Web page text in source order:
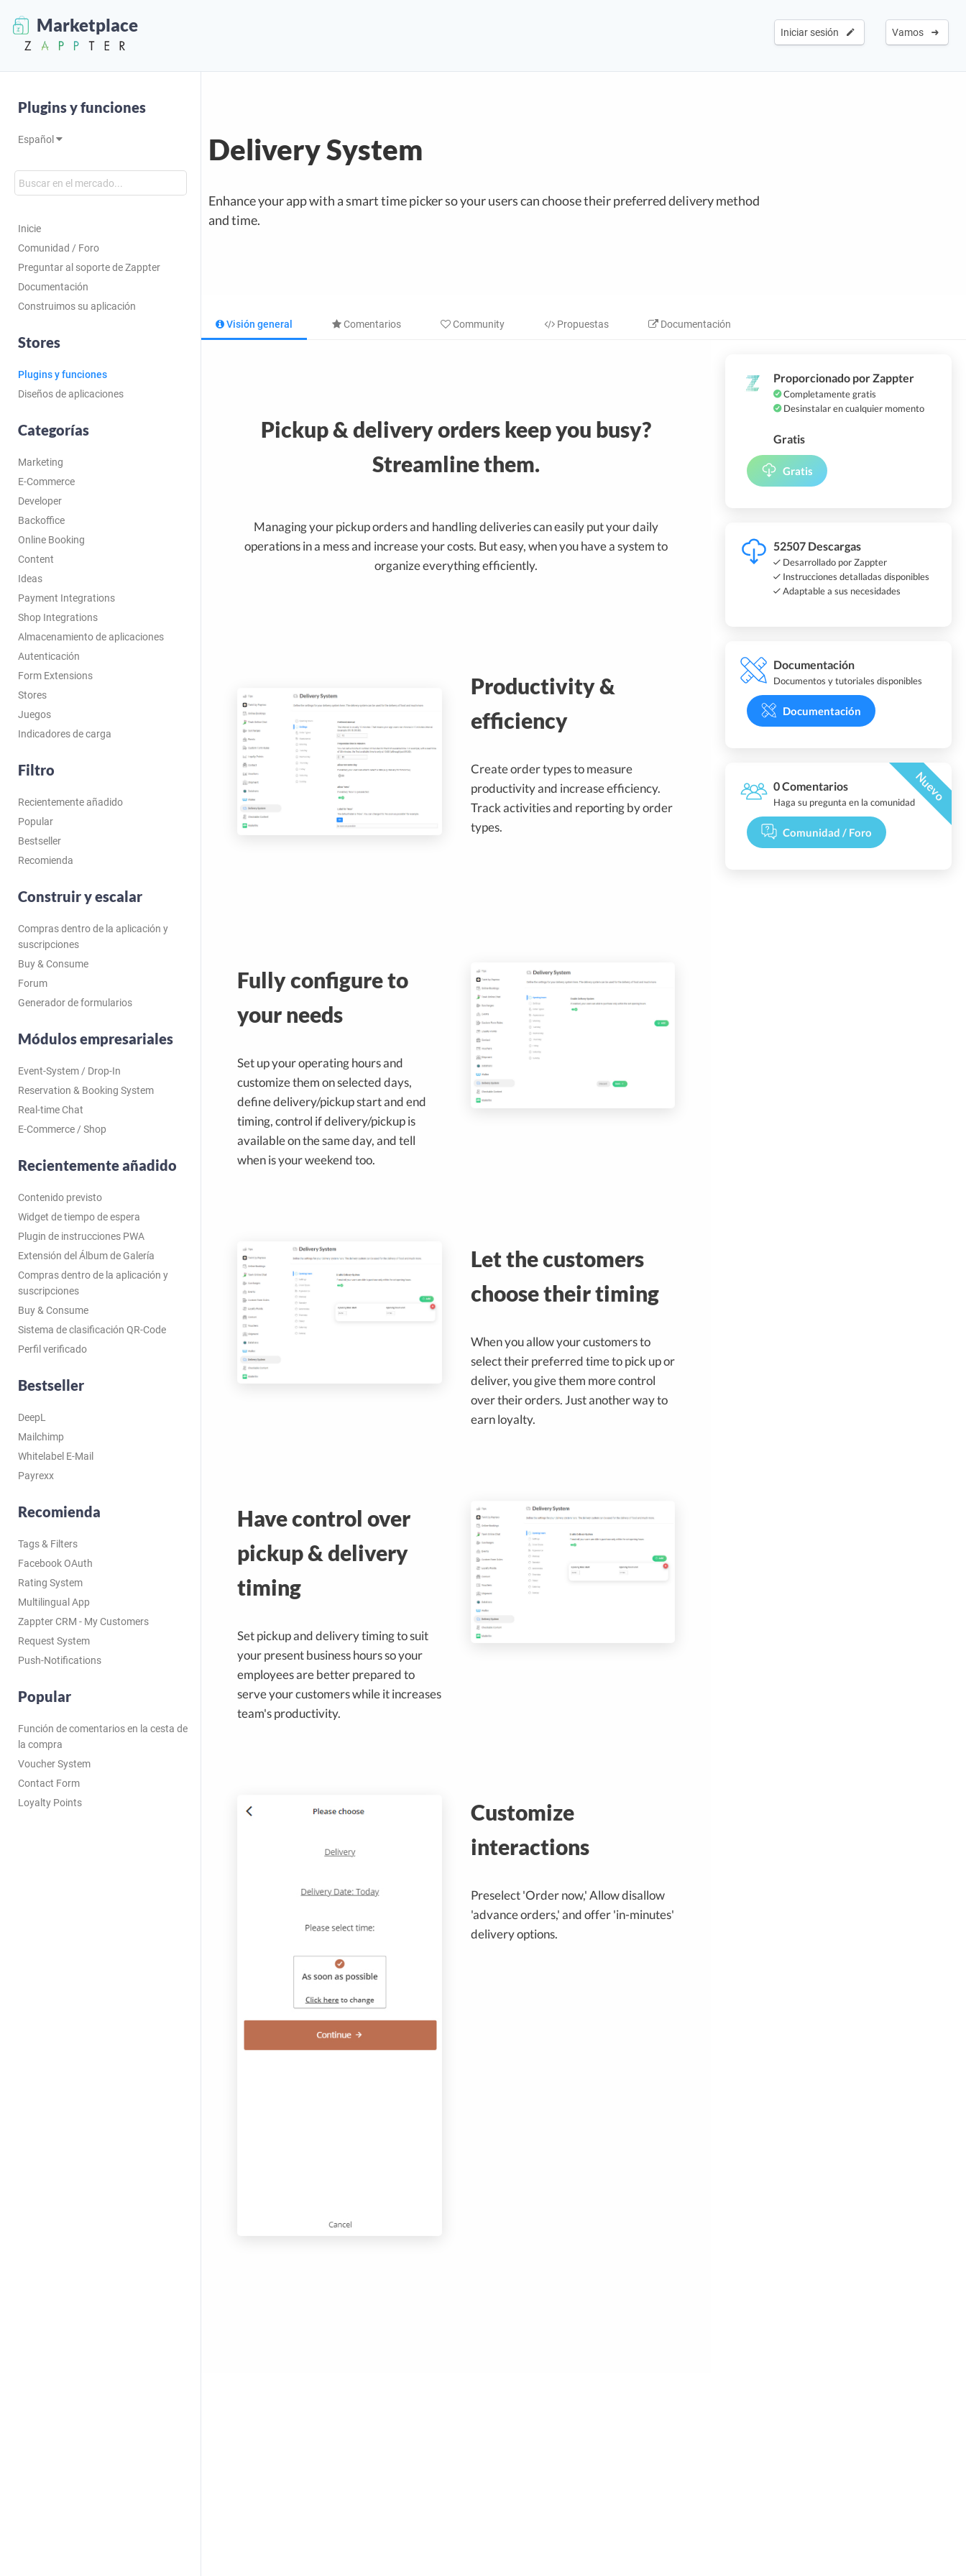
Marketplace Vamos
Iniciar sesión
Plugins y funciones
Español
Inicie
Comunidad / Foro
Preguntar al soporte de Zappter
Documentación
Construimos su aplicación
Stores
Plugins y funciones
Diseños de aplicaciones
Categorías
Marketing
E-Commerce
Developer
Backoffice
Online Booking
Content
Ideas
Payment Integrations
Shop Integrations
Almacenamiento de aplicaciones
Autenticación
Form Extensions
Stores
Juegos
Indicadores de carga
Filtro
Recientemente añadido
Popular
Bestseller
Recomienda
Construir y escalar
Compras dentro de la aplicación y
suscripciones
Buy & Consume
Forum
Generador de formularios
Módulos empresariales
Event-System / Drop-In
Reservation & Booking System
Real-time Chat
E-Commerce / Shop
Recientemente añadido
Contenido previsto
Widget de tiempo de espera
Plugin de instrucciones PWA
Extensión del Álbum de Galería
Compras dentro de la aplicación y
suscripciones
Buy & Consume
Sistema de clasificación QR-Code
Perfil verificado
Bestseller
DeepL
Mailchimp
Whitelabel E-Mail
Payrexx
Recomienda
Tags & Filters
Facebook OAuth
Rating System
Multilingual App
Zappter CRM - My Customers
Request System
Push-Notifications
Popular
Función de comentarios en la cesta de
la compra
Voucher System
Contact Form
Loyalty Points
Delivery System
Enhance your app with a smart time picker so your users can choose their preferred delivery method
and time.
Visión general Comentarios Community Propuestas Documentación
Pickup & delivery orders keep you busy?
Streamline them.
Managing your pickup orders and handling deliveries can easily put your daily
operations in a mess and increase your costs. But easy, when you have a system to
organize everything efficiently.
Productivity &
efficiency
Create order types to measure
productivity and increase efficiency.
Track activities and reporting by order
types.
Fully configure to
your needs
Set up your operating hours and
customize them on selected days,
define delivery/pickup start and end
timing, control if delivery/pickup is
available on the same day, and tell
when is your weekend too.
Let the customers
choose their timing
When you allow your customers to
select their preferred time to pick up or
deliver, you give them more control
over their orders. Just another way to
earn loyalty.
Have control over
pickup & delivery
timing
Set pickup and delivery timing to suit
your present business hours so your
employees are better prepared to
serve your customers while it increases
team's productivity.
Customize
interactions
Preselect 'Order now,' Allow disallow
'advance orders,' and offer 'in-minutes'
delivery options.
Proporcionado por Zappter
Completamente gratis
Desinstalar en cualquier momento
Gratis
Gratis
52507 Descargas
Desarrollado por Zappter
Instrucciones detalladas disponibles
Adaptable a sus necesidades
Documentación
Documentos y tutoriales disponibles
Documentación
0 Comentarios Nuevo
Haga su pregunta en la comunidad
Comunidad / Foro